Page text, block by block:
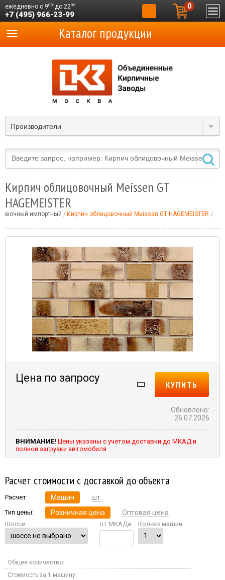
ежедневно с 900 до 2200
+7 (495) 966-23-99
0
Производители
Каталог продукции
Кирпич облицовочный Meissen GT
HAGEMEISTER
импортный Кирпич облицовочный Meissen GT HAGEMEISTER
Цена по запросу
КУПИТЬ
Обновлено:
26.07.2026
ВНИМАНИЕ! Цены указаны с учетом доставки до МКАД и
полной загрузки автомобиля
Расчет стоимости с доставкой до объекта
Расчет: Машин шт.
Тип цены: Розничная цена Оптовая цена
Шоссе: от МКАДа: Кол-во машин:
Общее количество:
Стоимость за 1 машину: